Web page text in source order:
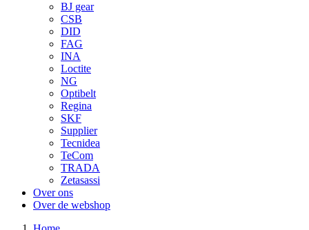
BJ gear
CSB
DID
FAG
INA
Loctite
NG
Optibelt
Regina
SKF
Supplier
Tecnidea
TeCom
TRADA
Zetasassi
Over ons
Over de webshop